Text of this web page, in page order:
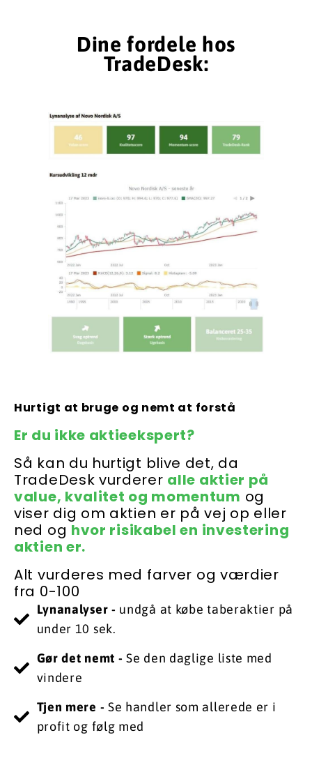
Dine fordele hos
TradeDesk:
Hurtigt at bruge og nemt at forstå
Er du ikke aktieekspert?
Så kan du hurtigt blive det, da
TradeDesk vurderer alle aktier på
value, kvalitet og momentum og
viser dig om aktien er på vej op eller
ned og hvor risikabel en investering
aktien er.
Alt vurderes med farver og værdier
fra 0-100
Lynanalyser - undgå at købe taberaktier på
under 10 sek.
Gør det nemt - Se den daglige liste med
vindere
​Tjen mere - Se handler som allerede er i
profit og følg med